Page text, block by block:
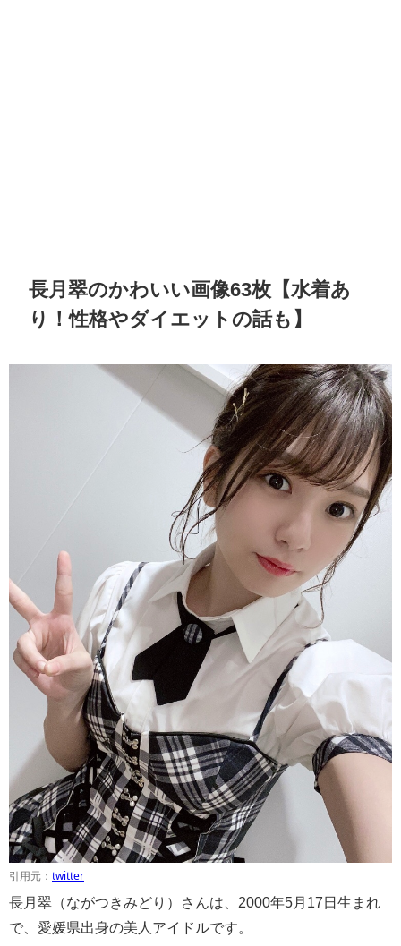
長月翠のかわいい画像63枚【水着あ
り！性格やダイエットの話も】
引用元： twitter
長月翠（ながつきみどり）さんは、2000年5月17日生まれ
で、愛媛県出身の美人アイドルです。